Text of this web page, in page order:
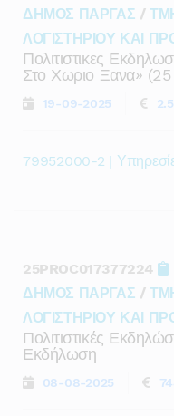
ΔΗΜΟΣ ΠΑΡΓΑΣ /
ΛΟΓΙΣΤΗΡΙΟΥ ΚΑΙ
Πολιτιστικες
Στο Χωριο Ξανα»
19-09-2025
79952000-2 |
25PROC017377224
ΔΗΜΟΣ ΠΑΡΓΑΣ /
ΛΟΓΙΣΤΗΡΙΟΥ ΚΑΙ
Πολιτιστικές
Εκδήλωση
08-08-2025